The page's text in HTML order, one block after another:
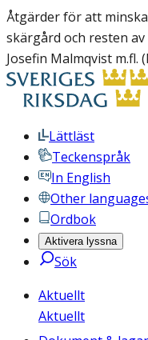
Åtgärder för att
skärgård och resten
Josefin Malmqvist m.fl.
Lättläst
Teckenspråk
In English
Other
Ordbok
Aktivera lyssna
Sök
Aktuellt
Aktuellt